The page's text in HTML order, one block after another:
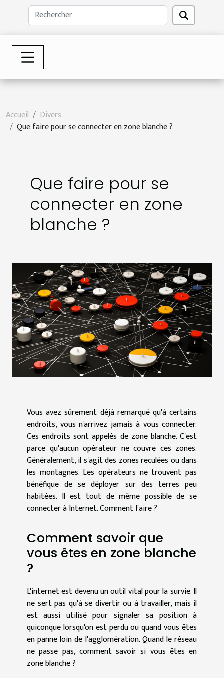
Accueil
Divers
Que faire pour se connecter en zone blanche ?
Que faire pour se
connecter en zone
blanche ?
Vous avez sûrement déjà remarqué qu'à certains
endroits, vous n'arrivez jamais à vous connecter.
Ces endroits sont appelés de zone blanche. C'est
parce qu'aucun opérateur ne couvre ces zones.
Généralement, il s'agit des zones reculées ou dans
les montagnes. Les opérateurs ne trouvent pas
bénéfique de se déployer sur des terres peu
habitées. Il est tout de même possible de se
connecter à Internet. Comment faire ?
Comment savoir que
vous êtes en zone blanche
?
L'internet est devenu un outil vital pour la survie. Il
ne sert pas qu'à se divertir ou à travailler, mais il
est aussi utilisé pour signaler sa position à
quiconque lorsqu'on est perdu ou quand vous êtes
en panne loin de l'agglomération. Quand le réseau
ne passe pas, comment savoir si vous êtes en
zone blanche ?